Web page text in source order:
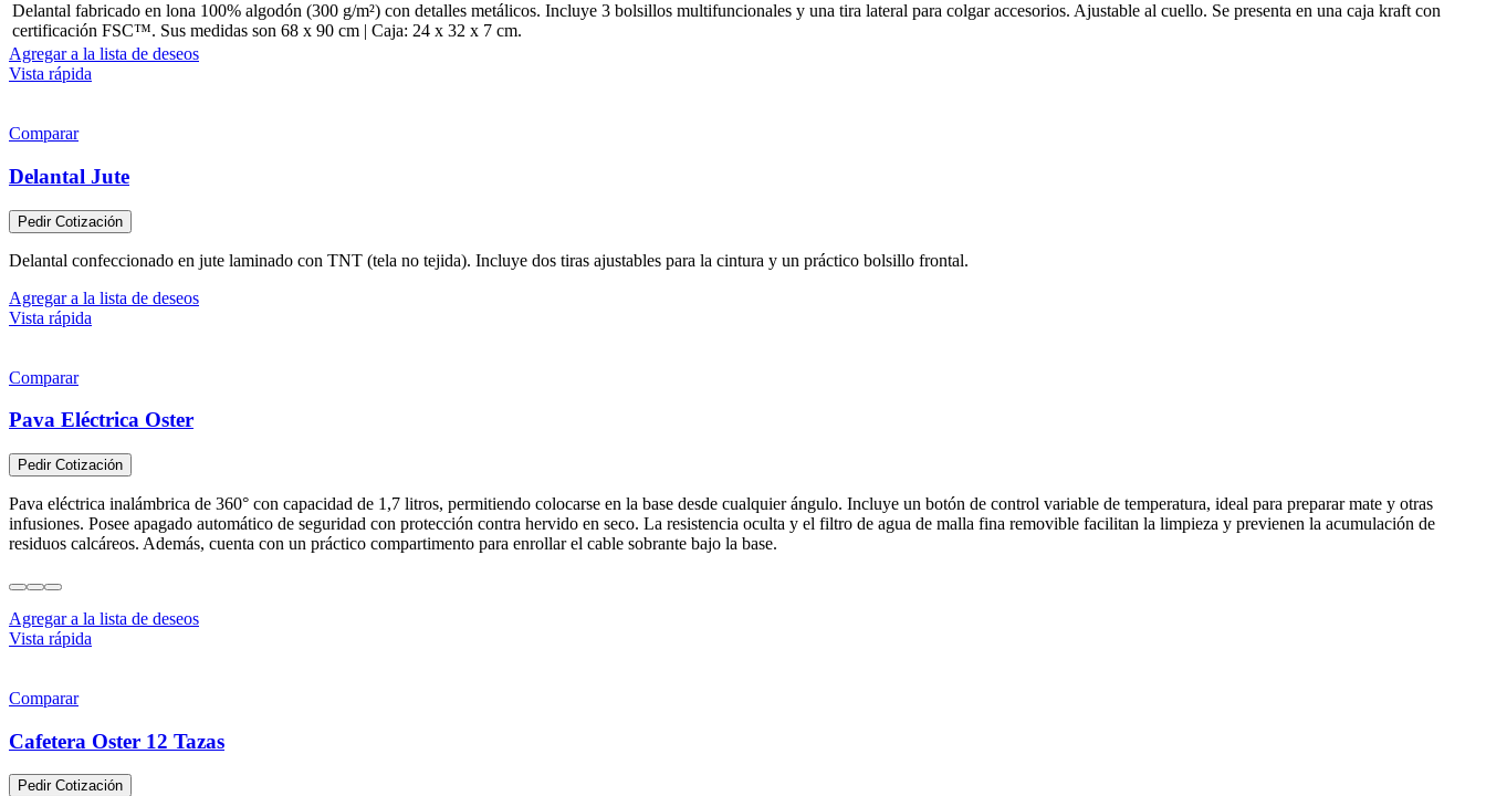
Delantal fabricado en lona 100% algodón (300 g/m²) con detalles metálicos. Incluye 3 bolsillos multifuncionales y una tira lateral para colgar accesorios. Ajustable al cuello. Se presenta en una caja kraft con
certificación FSC™. Sus medidas son 68 x 90 cm | Caja: 24 x 32 x 7 cm.
Agregar a la lista de deseos
Vista rápida
Comparar
Delantal Jute
Pedir Cotización
Delantal confeccionado en jute laminado con TNT (tela no tejida). Incluye dos tiras ajustables para la cintura y un práctico bolsillo frontal.
Agregar a la lista de deseos
Vista rápida
Comparar
Pava Eléctrica Oster
Pedir Cotización
Pava eléctrica inalámbrica de 360° con capacidad de 1,7 litros, permitiendo colocarse en la base desde cualquier ángulo. Incluye un botón de control variable de temperatura, ideal para preparar mate y otras
infusiones. Posee apagado automático de seguridad con protección contra hervido en seco. La resistencia oculta y el filtro de agua de malla fina removible facilitan la limpieza y previenen la acumulación de
residuos calcáreos. Además, cuenta con un práctico compartimento para enrollar el cable sobrante bajo la base.
Agregar a la lista de deseos
Vista rápida
Comparar
Cafetera Oster 12 Tazas
Pedir Cotización